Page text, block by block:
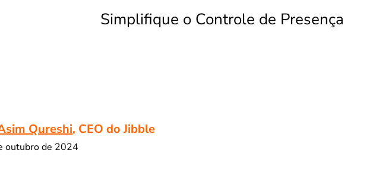
Simplifique o Controle de Presença
Qureshi, CEO do Jibble
outubro de 2024